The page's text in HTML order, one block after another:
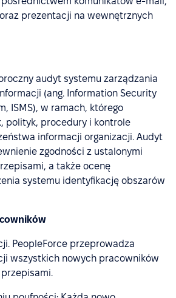
prezentacji na wewnętrznych
audyt systemu zarządzania
(ang. Information Security
ISMS), w ramach, którego
polityk, procedury i kontrole
informacji organizacji. Audyt
zgodności z ustalonymi
a także ocenę
systemu identyfikację obszarów
PeopleForce przeprowadza
wszystkich nowych pracowników